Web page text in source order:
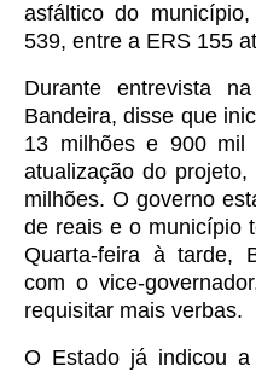
asfáltico do
539, entre a ERS 155
Durante entrevista
Bandeira, disse que
13 milhões e 900 mil
atualização do
milhões. O governo
de reais e o município
Quarta-feira à tarde,
com o vice-
requisitar mais verbas.
O Estado já indicou a